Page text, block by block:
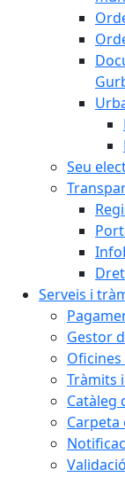
Seu
Serveis i
Gestor
Tràmits
Catàleg
Carpeta